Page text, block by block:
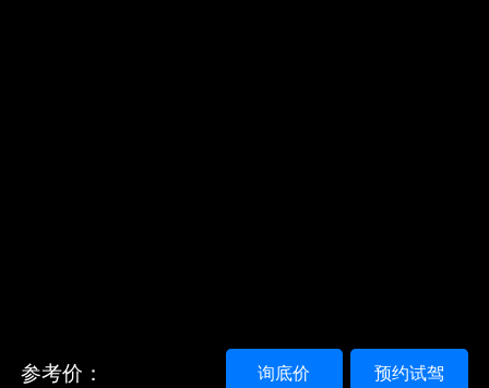
参考价： 预约试驾
询底价